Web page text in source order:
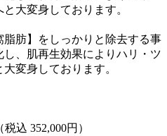
肪】をしっかりと除去する事
、肌再生効果によりハリ・ツ
変身しております。
（税込 352,000円）